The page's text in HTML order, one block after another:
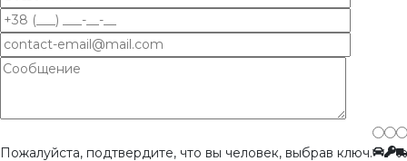
Пожалуйста, подтвердите, что вы человек, выбрав ключ.